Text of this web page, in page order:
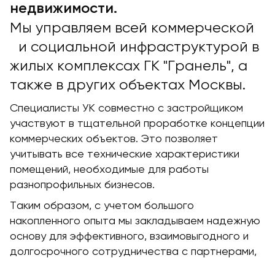
недвижимости.
Мы управляем всей коммерческой
и социальной инфраструктурой в
жилых комплексах ГК "Гранель", а
также в других объектах Москвы.
Специалисты УК совместно с застройщиком
участвуют в тщательной проработке концепции
коммерческих объектов. Это позволяет
учитывать все технические характеристики
помещений, необходимые для работы
разнопрофильных бизнесов.
Таким образом, с учетом большого
накопленного опыта мы закладываем надежную
основу для эффективного, взаимовыгодного и
долгосрочного сотрудничества с партнерами,